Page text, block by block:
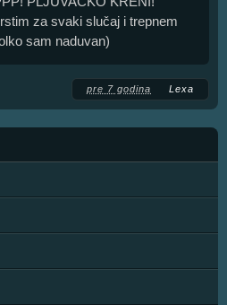
za svaki slučaj i trepnem
sam naduvan)
pre 7 godina Lеxa